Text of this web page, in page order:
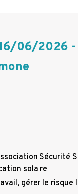
06/2026 -
Sécurité
solaire
gérer le risque